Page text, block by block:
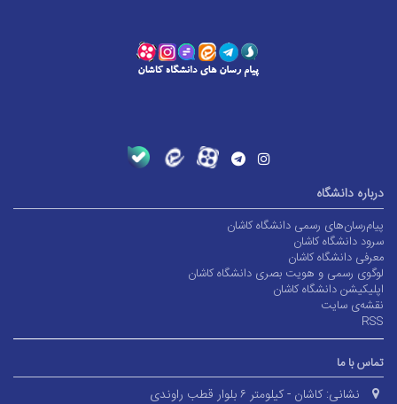
درباره دانشگاه
پیام‌رسان‌های رسمی دانشگاه کاشان
سرود دانشگاه کاشان
معرفی دانشگاه کاشان
لوگوی رسمی و هویت بصری دانشگاه کاشان
اپلیکیشن دانشگاه کاشان
نقشه‌ی سایت
RSS
تماس با ما
نشانی: کاشان - کیلومتر ۶ بلوار قطب راوندی